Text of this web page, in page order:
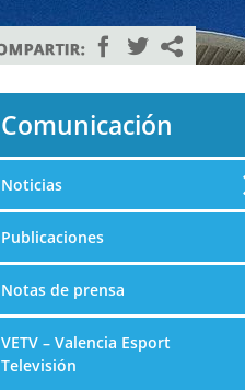
Comunicación
Noticias
Publicaciones
Notas de prensa
VETV – Valencia Esport
Televisión